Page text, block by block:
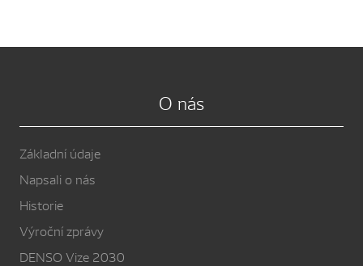
O nás
Základní údaje
Napsali o nás
Historie
Výroční zprávy
DENSO Vize 2030